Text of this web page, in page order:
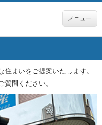
メニュー
まいをご提案いたします。
問ください。